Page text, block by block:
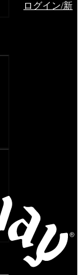
ログイン/新